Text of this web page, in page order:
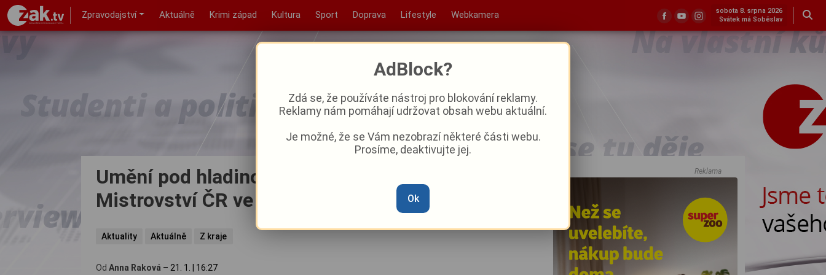
Zpravodajství Aktuálně Krimi západ Kultura Sport Doprava Lifestyle Webkamera
sobota 8. srpna 2026
Svátek má Soběslav
Umění pod hladinou: Rokycany patřily
Mistrovství ČR ve fotografování
Aktuality Aktuálně Z kraje
Od Anna Raková – 21. 1. 16:27
Reklama
AdBlock?
Zdá se, že používáte nástroj pro blokování reklamy.
Reklamy nám pomáhají udržovat obsah webu aktuální.
Je možné, že se Vám nezobrazí některé části webu.
Prosíme, deaktivujte jej.
Ok